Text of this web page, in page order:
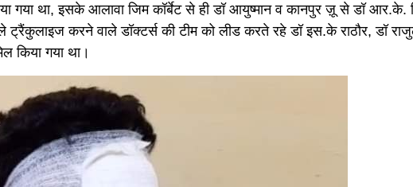
गया था, इसके आलावा जिम कॉर्बेट से ही डॉ आयुष्मान व कानपुर ज़ू से डॉ आर.के.
ट्रैंकुलाइज करने वाले डॉक्टर्स की टीम को लीड करते रहे डॉ इस.के राठौर, डॉ
किया गया था।